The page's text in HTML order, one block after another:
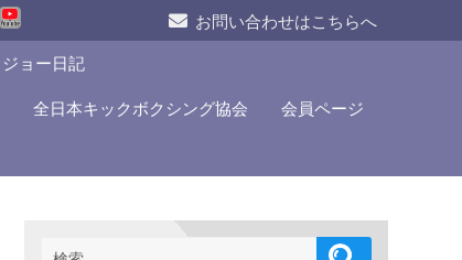
お問い合わせはこちらへ
ジョー日記
全日本キックボクシング協会 会員ページ
検